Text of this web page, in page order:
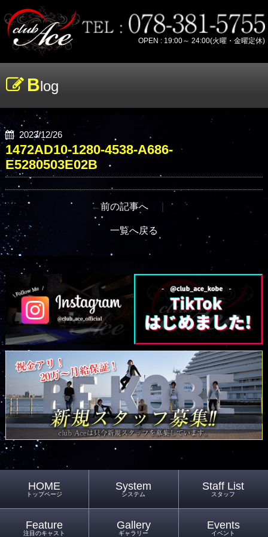
OPEN : 19:00～ 24:00(火曜・金曜定休)
Blog
2023/12/26
1472AD10-1280-4538-A686-
E5280503E02B
←前の記事へ ｜
一覧へ戻る
HOME
トップページ
System
システム
Staff List
スタッフ
Feature
注目のキャスト
Gallery
ギャラリー
Events
イベント